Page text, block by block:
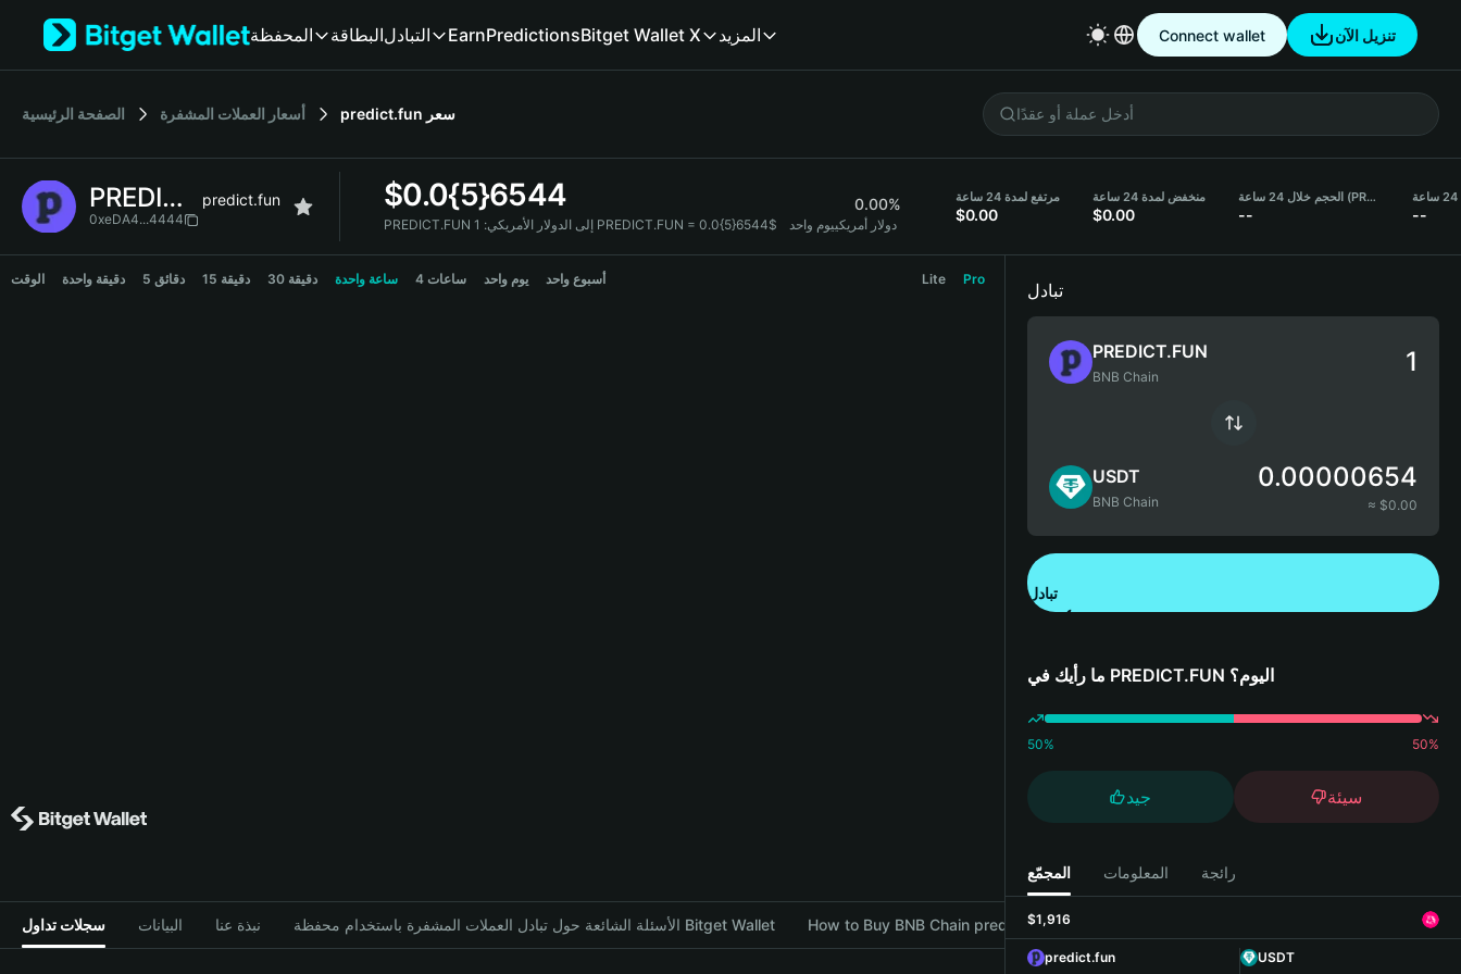
Tiếng Việt
Español (Latinoamérica)
Français
Deutsch
繁體中文
المحفظة البطاقةالتبادل EarnPredictionsBitget Wallet X المزيد Connect wallet تنزيل الآن
الصفحة الرئيسية أسعار العملات المشفرة predict.fun سعر
PREDICT.FUN predict.fun
0xeDA4...4444
$0.0{5}6544 0.00%
PREDICT.FUN إلى الدولار الأمريكي: 1 PREDICT.FUN = 0.0{5}6544$ دولار أمريكييوم واحد
مرتفع لمدة 24 ساعة
$0.00
منخفض لمدة 24 ساعة
$0.00
الحجم خلال 24 ساعة (PREDICT.FUN)
-- --
PREDICT.FUN Price Chart
الوقت دقيقة واحدة 5 دقائق 15 دقيقة 30 دقيقة ساعة واحدة 4 ساعات يوم واحد أسبوع واحد Lite Pro
سجلات تداول البيانات نبذة عنا الأسئلة الشائعة حول تبادل العملات المشفرة باستخدام محفظة Bitget Wallet How to Buy BNB Chain predict.fun with Bitget Wallet
تبادل
PREDICT.FUN
BNB Chain
USDT
BNB Chain
0.00000654
≈ $0.00
تبادل
ما رأيك في PREDICT.FUN اليوم؟
50% 50%
جيد سيئة
المجمّع المعلومات رائجة
$1,916
predict.fun
USDT